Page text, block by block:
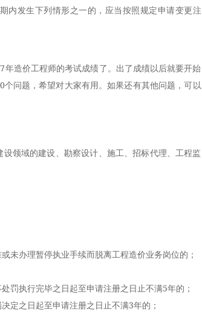
内发生下列情形之一的，应当按照规定申请变更注
造价工程师的考试成绩了。出了成绩以后就要开始
问题，希望对大家有用。如果还有其他问题，可以
域的建设、勘察设计、施工、招标代理、工程监
办理暂停执业手续而脱离工程造价业务岗位的；
执行完毕之日起至申请注册之日止不满5年的；
之日起至申请注册之日止不满3年的；